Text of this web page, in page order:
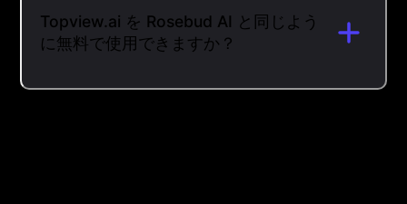
Topview.ai を Rosebud AI と同じよう
に無料で使用できますか？